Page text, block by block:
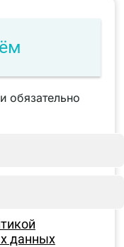
обязательно
данных